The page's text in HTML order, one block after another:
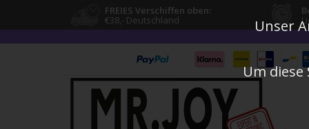
FREIES Verschiffen oben:
€38,- Deutschland Unser
Um diese